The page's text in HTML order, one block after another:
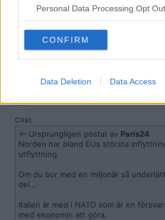
Personal Data Processing Opt
CONFIRM
Data Deletion Data Access
som står och ”babblar” och gör inte sitt
"Something Is Going Very Wrong in Spain"
https://www.youtube.com/
"Spain Portugal Blackout Explained"
2025-08-06, 12:58
Medlem
Citat:
Ursprungligen postat av Paris24
Norden har bland EUs största
utflyttning.
Om du bor med en miljonär så
del...
Italien är med i NATO som är en
med ekonomin att göra.